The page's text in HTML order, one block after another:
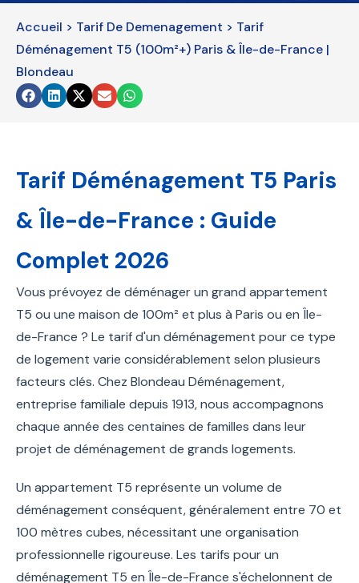
left
blank
Accueil > Tarif De Demenagement > Tarif
Déménagement T5 (100m²+) Paris & Île-de-France |
Blondeau
Tarif Déménagement T5 Paris
& Île-de-France : Guide
Complet 2026
Vous prévoyez de déménager un grand appartement
T5 ou une maison de 100m² et plus à Paris ou en Île-
de-France ? Le tarif d'un déménagement pour ce type
de logement varie considérablement selon plusieurs
facteurs clés. Chez Blondeau Déménagement,
entreprise familiale depuis 1913, nous accompagnons
chaque année des centaines de familles dans leur
projet de déménagement de grands logements.
Un appartement T5 représente un volume de
déménagement conséquent, généralement entre 70 et
100 mètres cubes, nécessitant une organisation
professionnelle rigoureuse. Les tarifs pour un
déménagement T5 en Île-de-France s'échelonnent de